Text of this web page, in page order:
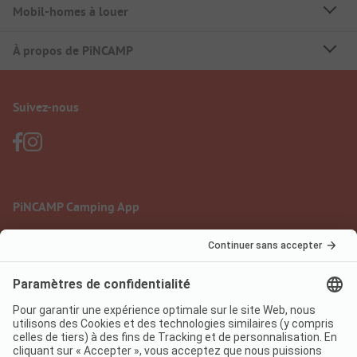
Mobil-homes à louer
À propos de PiNCAMP
Suivez-nous
PiNCAMP Camping App
Mentions légales
Conditions d'utilisation